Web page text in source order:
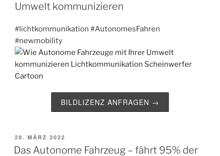
Umwelt kommunizieren
#lichtkommunikation #AutonomesFahren
#newmobility
BILDLIZENZ ANFRAGEN →
VERÖFFENTLICHT
AM
28. MÄRZ 2022
Das Autonome Fahrzeug – fährt 95% der